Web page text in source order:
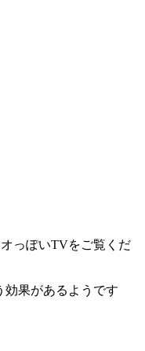
っぽいTVをご覧くだ
果があるようです